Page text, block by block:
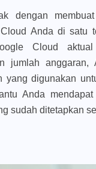
dengan
Anda di satu
Cloud
jumlah
yang digunakan
Anda
sudah ditetapkan